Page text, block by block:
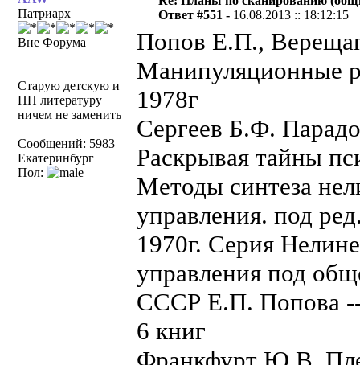
Патриарх
Вне Форума
Старую детскую и
НП литературу
ничем не заменить
Сообщений: 5983
Екатеринбург
Пол:
Ответ #551 - 16.08.2013 :: 18:12:15
Попов Е.П.,
Манипуляционные
1978г
Сергеев Б.Ф.
Раскрывая тайны
Методы синтеза
управления. под
1970г. Серия
управления под
СССР Е.П. Попова
6 книг